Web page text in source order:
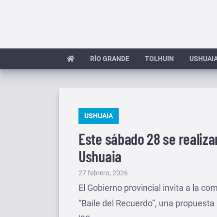
RÍO GRANDE TOLHUIN
PUBLICADO
USHUAIA
Este sábado 28 se
Ushuaia
Publicado
el
27 febrero, 2026
El Gobierno provincial invita a la
“Baile del Recuerdo”, una